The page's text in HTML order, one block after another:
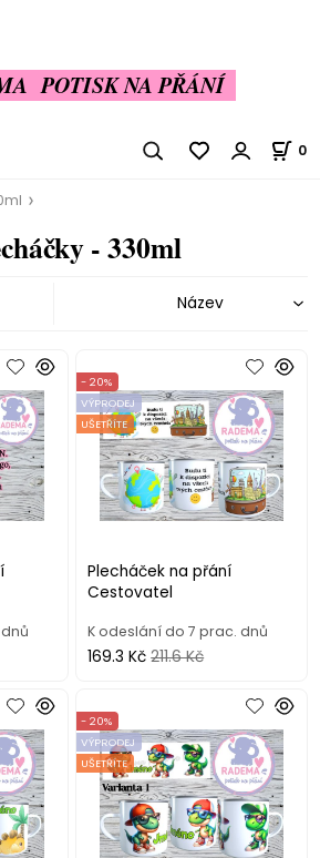
POTISK NA PŘÁNÍ
0
- 330ml
Plecháček na přání
Cestovatel
- 20%
VÝPRODEJ
UŠETŘÍTE
K odeslání do 7 prac. dnů
169.3 Kč 211.6 Kč
- 20%
VÝPRODEJ
UŠETŘÍTE